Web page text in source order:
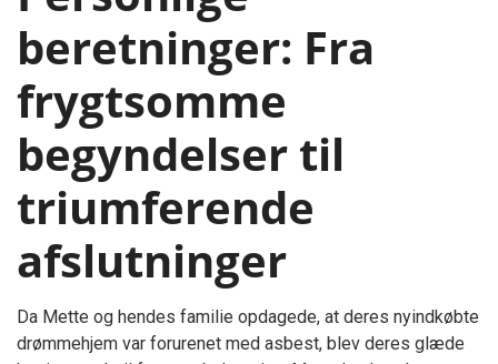
beretninger: Fra
frygtsomme
begyndelser til
triumferende
afslutninger
Da Mette og hendes familie opdagede, at deres nyindkøbte
drømmehjem var forurenet med asbest, blev deres glæde